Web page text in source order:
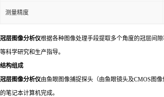
测量精度
冠层图像分析仪根据各种图像处理手段提取多个角度的冠层间
等科学研究和生产指导。
结构组成
冠层图像分析仪由鱼眼图像捕捉探头（由鱼眼镜头及CMOS图
的笔记本计算机完成。